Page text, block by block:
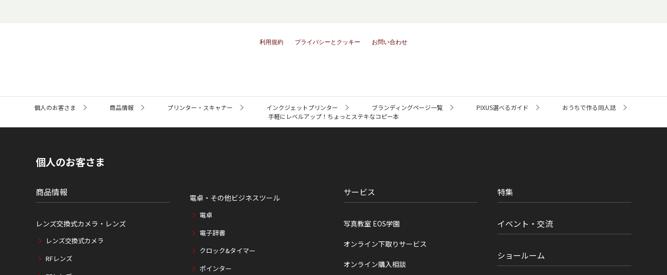
利用規約 プライバシーとクッキー お問い合わせ
内
個人のお客さま 商品情報 プリンター・スキャナー インクジェットプリンター ブランディングページ一覧 PIXUS選べるガイド
おうちで作る同人誌
手軽にレベルアップ！ちょっとステキなコピー本
個人のお客さま
商品情報
レンズ交換式カメラ・レンズ
レンズ交換式カメラ
RFレンズ
電卓・その他ビジネスツール
電卓
電子辞書
クロック&タイマー
ポインター
サービス
写真教室 EOS学園
オンライン下取りサービス
オンライン購入相談
特集
イベント・交流
ショールーム